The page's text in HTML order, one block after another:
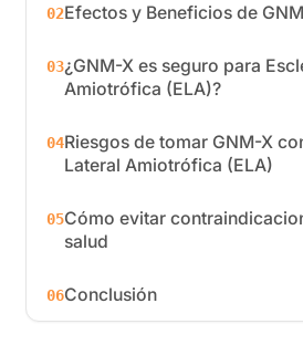
02Efectos y Beneficios de
03¿GNM-X es seguro para
Amiotrófica (ELA)?
04Riesgos de tomar GNM-X
Lateral Amiotrófica (ELA)
05Cómo evitar
salud
06Conclusión